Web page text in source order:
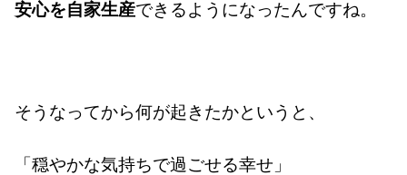
安心を自家生産できるようになったんですね。
そうなってから何が起きたかというと、
「穏やかな気持ちで過ごせる幸せ」